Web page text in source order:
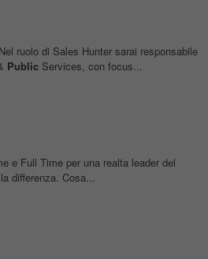
ruolo di Sales Hunter sarai responsabile
PublicServices, con focus...
e Full Time per una realta leader del
differenza. Cosa...